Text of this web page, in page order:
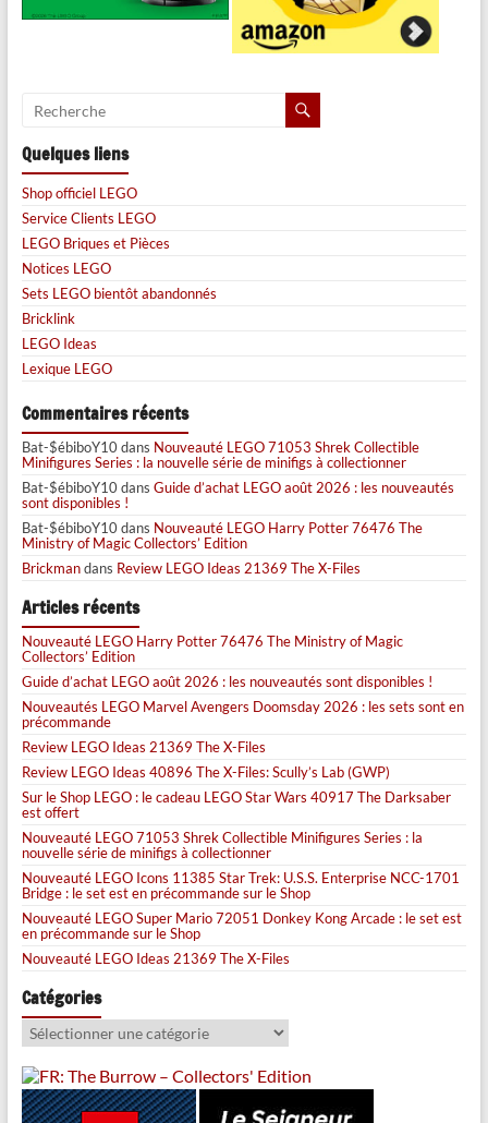
Quelques liens
Shop officiel LEGO
Service Clients LEGO
LEGO Briques et Pièces
Notices LEGO
Sets LEGO bientôt abandonnés
Bricklink
LEGO Ideas
Lexique LEGO
Commentaires récents
Bat-$ébiboY10dans Nouveauté LEGO 71053 Shrek Collectible
Minifigures Series : la nouvelle série de minifigs à collectionner
Bat-$ébiboY10dans Guide d’achat LEGO août 2026 : les nouveautés
sont disponibles !
Bat-$ébiboY10dans Nouveauté LEGO Harry Potter 76476 The
Ministry of Magic Collectors’ Edition
Brickmandans Review LEGO Ideas 21369 The X-Files
Articles récents
Nouveauté LEGO Harry Potter 76476 The Ministry of Magic
Collectors’ Edition
Guide d’achat LEGO août 2026 : les nouveautés sont disponibles !
Nouveautés LEGO Marvel Avengers Doomsday 2026 : les sets sont en
précommande
Review LEGO Ideas 21369 The X-Files
Review LEGO Ideas 40896 The X-Files: Scully’s Lab (GWP)
Sur le Shop LEGO : le cadeau LEGO Star Wars 40917 The Darksaber
est offert
Nouveauté LEGO 71053 Shrek Collectible Minifigures Series : la
nouvelle série de minifigs à collectionner
Nouveauté LEGO Icons 11385 Star Trek: U.S.S. Enterprise NCC-1701
Bridge : le set est en précommande sur le Shop
Nouveauté LEGO Super Mario 72051 Donkey Kong Arcade : le set est
en précommande sur le Shop
Nouveauté LEGO Ideas 21369 The X-Files
Catégories
Catégories